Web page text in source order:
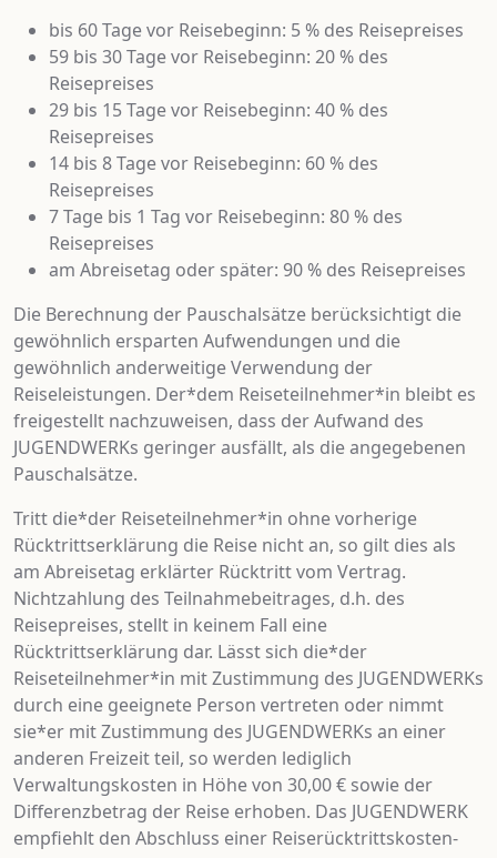
bis 60 Tage vor Reisebeginn: 5 % des Reisepreises
59 bis 30 Tage vor Reisebeginn: 20 % des
Reisepreises
29 bis 15 Tage vor Reisebeginn: 40 % des
Reisepreises
14 bis 8 Tage vor Reisebeginn: 60 % des
Reisepreises
7 Tage bis 1 Tag vor Reisebeginn: 80 % des
Reisepreises
am Abreisetag oder später: 90 % des Reisepreises
Die Berechnung der Pauschalsätze berücksichtigt die
gewöhnlich ersparten Aufwendungen und die
gewöhnlich anderweitige Verwendung der
Reiseleistungen. Der*dem Reiseteilnehmer*in bleibt es
freigestellt nachzuweisen, dass der Aufwand des
JUGENDWERKs geringer ausfällt, als die angegebenen
Pauschalsätze.
Tritt die*der Reiseteilnehmer*in ohne vorherige
Rücktrittserklärung die Reise nicht an, so gilt dies als
am Abreisetag erklärter Rücktritt vom Vertrag.
Nichtzahlung des Teilnahmebeitrages, d.h. des
Reisepreises, stellt in keinem Fall eine
Rücktrittserklärung dar. Lässt sich die*der
Reiseteilnehmer*in mit Zustimmung des JUGENDWERKs
durch eine geeignete Person vertreten oder nimmt
sie*er mit Zustimmung des JUGENDWERKs an einer
anderen Freizeit teil, so werden lediglich
Verwaltungskosten in Höhe von 30,00 € sowie der
Differenzbetrag der Reise erhoben. Das JUGENDWERK
empfiehlt den Abschluss einer Reiserücktrittskosten-